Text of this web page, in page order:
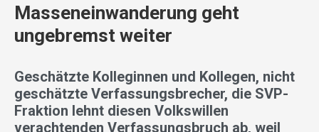
Masseneinwanderung geht
ungebremst weiter
Geschätzte Kolleginnen und Kollegen, nicht
geschätzte Verfassungsbrecher, die SVP-
Fraktion lehnt diesen Volkswillen
verachtenden Verfassungsbruch ab, weil